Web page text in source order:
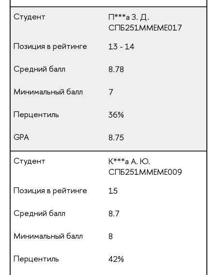
П***а З. Д.
СПБ251ММЕМЕ017
13 - 14
8.78
7
36%
8.75
К***а А. Ю.
СПБ251ММЕМЕ009
15
8.7
8
42%